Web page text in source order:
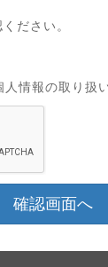
ださい。
情報の取り扱
確認画面へ